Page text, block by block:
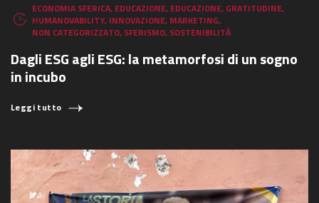
ECONOMIA SFERICA, EDUCAZIONE, EDUCAZIONE, GRATITUDINE,
HUMANOVABILITY, INNOVAZIONE, MARKETING,
NON CATEGORIZZATO, SFERISMO, SOSTENIBILITÀ
Dagli ESG agli ESG: la metamorfosi di un sogno
in incubo
Leggi tutto